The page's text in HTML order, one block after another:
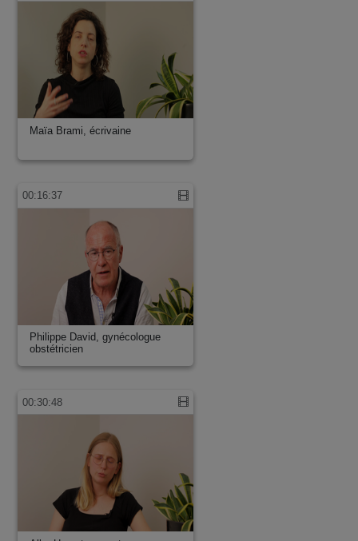
Maïa Brami, écrivaine
00:16:37
Philippe David, gynécologue
obstétricien
00:30:48